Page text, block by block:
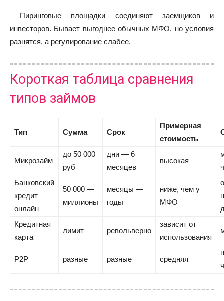
Пиринговые площадки соединяют заемщиков и
инвесторов. Бывает выгоднее обычных МФО, но условия
разнятся, а регулирование слабее.
Короткая таблица сравнения
типов займов
Тип Сумма Срок
Примерная
стоимость
Микрозайм
до 50 000
руб
дни — 6
месяцев
высокая
Банковский
кредит
онлайн
50 000 —
миллионы
месяцы —
годы
ниже, чем у
МФО
Кредитная
карта
лимит револьверно
зависит от
использования
P2P разные разные средняя